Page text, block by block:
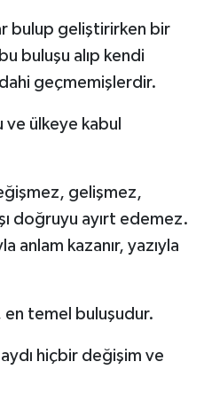
bulup geliştirirken bir
buluşu alıp kendi
geçmemişlerdir.
ve ülkeye kabul
gelişmez,
doğruyu ayırt edemez.
anlam kazanır, yazıyla
en temel buluşudur.
hiçbir değişim ve